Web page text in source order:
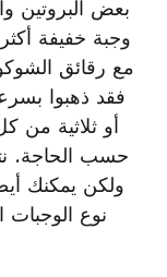
بعض البروتين
وجبة خفيفة
مع رقائق
فقد ذهبوا
أو ثلاثية من
حسب الحاجة.
ولكن يمكنك
نوع